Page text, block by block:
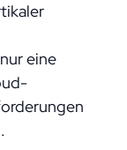
eine